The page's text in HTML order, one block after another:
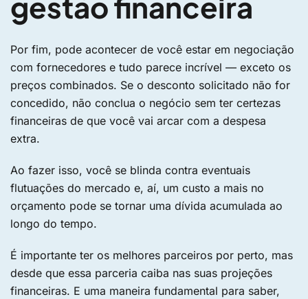
Por fim, pode acontecer de você estar em negociação
com fornecedores e tudo parece incrível — exceto os
preços combinados. Se o desconto solicitado não for
concedido, não conclua o negócio sem ter certezas
financeiras de que você vai arcar com a despesa
extra.
Ao fazer isso, você se blinda contra eventuais
flutuações do mercado e, aí, um custo a mais no
orçamento pode se tornar uma dívida acumulada ao
longo do tempo.
É importante ter os melhores parceiros por perto, mas
desde que essa parceria caiba nas suas projeções
financeiras. E uma maneira fundamental para saber,